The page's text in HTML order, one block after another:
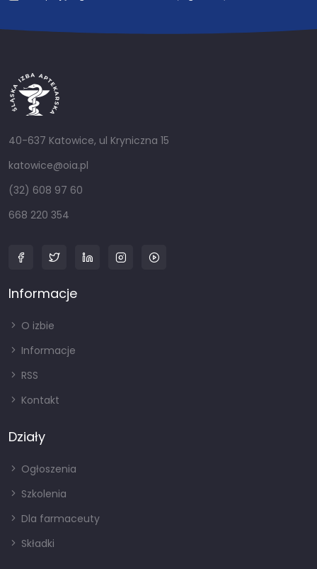
40-637 Katowice, ul Kryniczna 15
katowice@oia.pl
(32) 608 97 60
668 220 354
Informacje
O izbie
Informacje
RSS
Kontakt
Działy
Ogłoszenia
Szkolenia
Dla farmaceuty
Składki